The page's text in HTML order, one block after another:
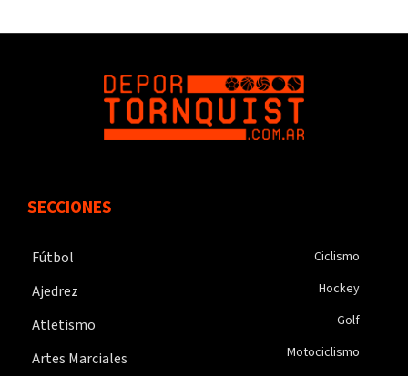
SECCIONES
Fútbol
Ajedrez
Atletismo
Artes Marciales
Ciclismo
Hockey
Golf
Motociclismo